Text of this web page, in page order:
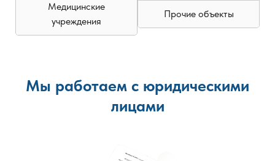
Медицинские
учреждения
Прочие объекты
Мы работаем с юридическими
лицами